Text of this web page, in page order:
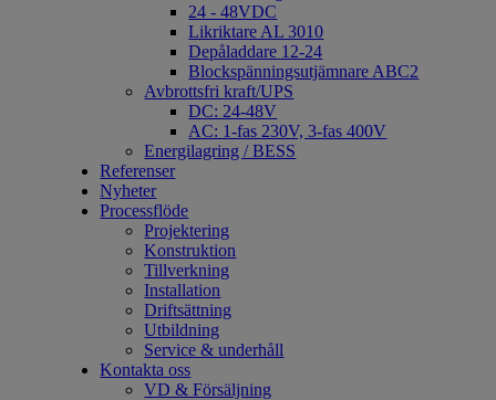
24 - 48VDC
Likriktare AL 3010
Depåladdare 12-24
Blockspänningsutjämnare ABC2
Avbrottsfri kraft/UPS
DC: 24-48V
AC: 1-fas 230V, 3-fas 400V
Energilagring / BESS
Referenser
Nyheter
Processflöde
Projektering
Konstruktion
Tillverkning
Installation
Driftsättning
Utbildning
Service & underhåll
Kontakta oss
VD & Försäljning